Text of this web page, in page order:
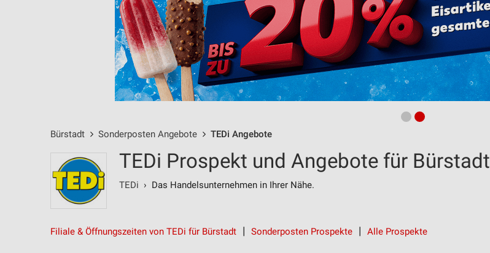
Bürstadt Sonderposten Angebote TEDi Angebote
TEDi Prospekt und Angebote für Bürstadt
TEDi › Das Handelsunternehmen in Ihrer Nähe.
Filiale & Öffnungszeiten von TEDi für Bürstadt Sonderposten Prospekte Alle Prospekte